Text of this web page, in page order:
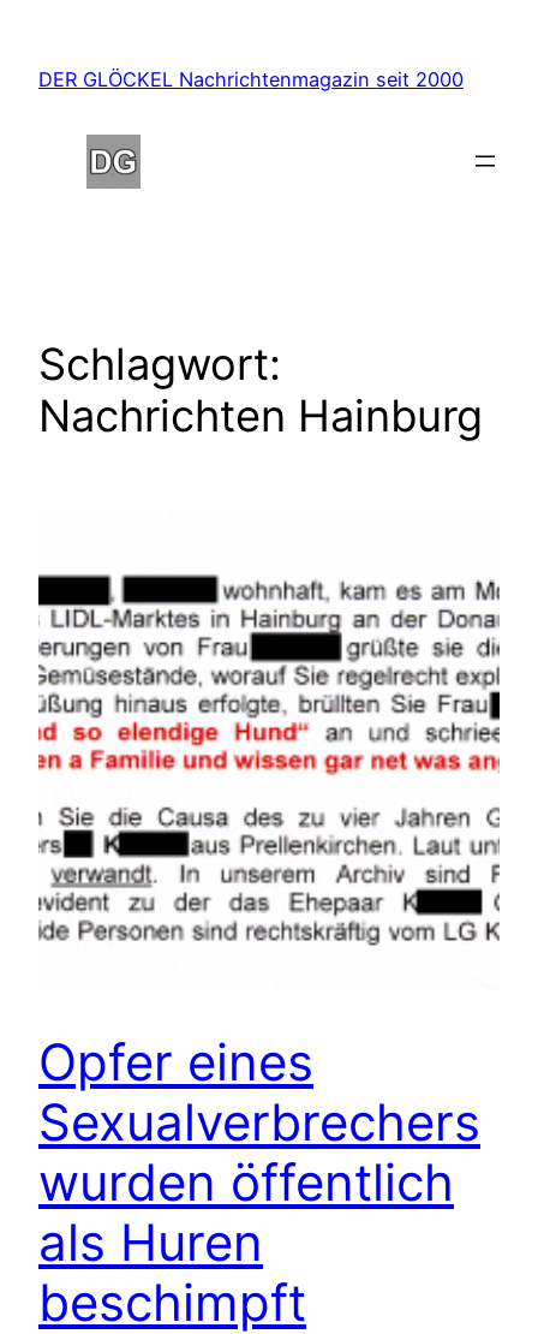
springen
DER GLÖCKEL Nachrichtenmagazin seit 2000
Schlagwort:
Nachrichten Hainburg
Opfer eines
Sexualverbrechers
wurden öffentlich
als Huren
beschimpft